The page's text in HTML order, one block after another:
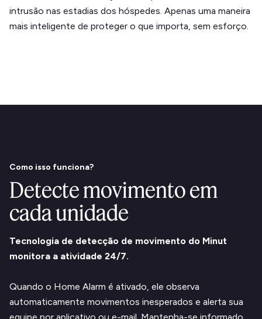
intrusão nas estadias dos hóspedes. Apenas uma maneira
mais inteligente de proteger o que importa, sem esforço.
Como isso funciona?
Detecte movimento em
cada unidade
Tecnologia de detecção de movimento do Minut
monitora a atividade 24/7.
Quando o Home Alarm é ativado, ele observa
automaticamente movimentos inesperados e alerta sua